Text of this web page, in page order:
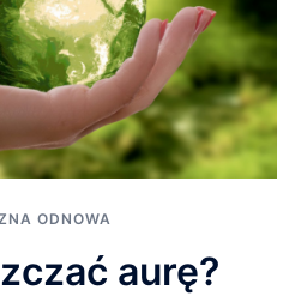
ODNOWA
aurę?